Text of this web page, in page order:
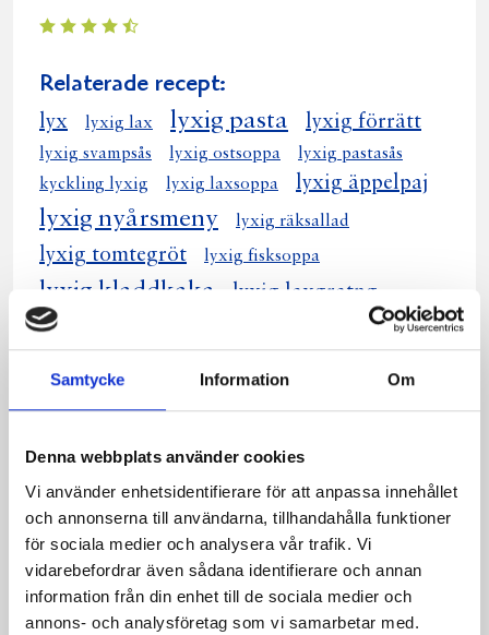
Samtycke Information Om
Denna webbplats använder cookies
Vi använder enhetsidentifierare för att anpassa innehållet
och annonserna till användarna, tillhandahålla funktioner
för sociala medier och analysera vår trafik. Vi
vidarebefordrar även sådana identifierare och annan
information från din enhet till de sociala medier och
annons- och analysföretag som vi samarbetar med.
Relaterade recept:
lyx lyxig lax lyxig pasta lyxig förrätt
lyxig svampsås lyxig ostsoppa
lyxig pastasås
kyckling lyxig
lyxig laxsoppa lyxig äppelpaj
lyxig nyårsmeny lyxig räksallad
lyxig tomtegröt lyxig fisksoppa
lyxig kladdkaka lyxig laxgratng
lyxig fiskgratng
lyxig laxgratäng
lyxiga efterrätter
lyxig chokladmousse
kyckling pasta lyxig lyxiga räkor avokado
lyxig skaldjurstårta lyxig makaroni chees
lyxig potatisgratäng
lyxiga chokladmuffins
lyxiga räkor i avokado
lyxig quiche loröraine